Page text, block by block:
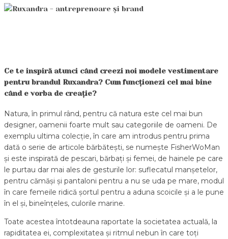
Ce te inspiră atunci când creezi noi modele vestimentare
pentru brandul Ruxandra? Cum funcționezi cel mai bine
când e vorba de creație?
Natura, în primul rând, pentru că natura este cel mai bun
designer, oamenii foarte mult sau categoriile de oameni. De
exemplu ultima colecție, în care am introdus pentru prima
dată o serie de articole bărbătești, se numește FisherWoMan
și este inspirată de pescari, bărbați și femei, de hainele pe care
le purtau dar mai ales de gesturile lor: suflecatul manșetelor,
pentru cămăși și pantaloni pentru a nu se uda pe mare, modul
în care femeile ridică șortul pentru a aduna scoicile și a le pune
în el și, bineînțeles, culorile marine.
Toate acestea întotdeauna raportate la societatea actuală, la
rapiditatea ei, complexitatea și ritmul nebun în care toți